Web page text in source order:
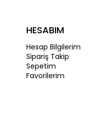
HESABIM
Hesap Bilgilerim
Sipariş Takip
Sepetim
Favorilerim